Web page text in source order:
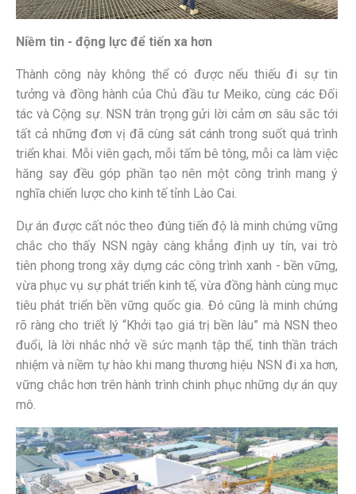
Niềm tin - động lực để tiến xa hơn
Thành công này không thể có được nếu thiếu đi sự tin
tưởng và đồng hành củaChủ đầu tư Meiko, cùng các Đối
tác và Cộng sự. NSN trân trọng gửi lời cảm ơn sâu sắc tới
tất cả những đơn vị đã cùng sát cánh trong suốt quá trình
triển khai. Mỗi viên gạch, mỗi tấm bê tông, mỗi ca làm việc
hăng say đều góp phần tạo nên một công trình mang ý
nghĩa chiến lược cho kinh tế tỉnh Lào Cai.
Dự án được cất nóc theo đúng tiến độ là minh chứng vững
chắc cho thấy NSN ngày càng khẳng định uy tín, vai trò
tiên phong trong xây dựng các công trình xanh - bền vững,
vừa phục vụ sự phát triển kinh tế, vừa đồng hành cùng mục
tiêu phát triển bền vững quốc gia. Đó cũng là minh chứng
rõ ràng cho triết lý “Khởi tạo giá trị bền lâu” mà NSN theo
đuổi, là lời nhắc nhở về sức mạnh tập thể, tinh thần trách
nhiệm và niềm tự hào khi mang thương hiệu NSN đi xa hơn,
vững chắc hơn trên hành trình chinh phục những dự án quy
mô.